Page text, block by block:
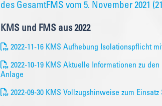
des GesamtFMS vom 5. November 2021
KMS und FMS aus 2022
2022-11-16 KMS Aufhebung Isolationspflicht
2022-10-19 KMS Aktuelle Informationen zu
Anlage
2022-09-30 KMS Vollzugshinweise zum